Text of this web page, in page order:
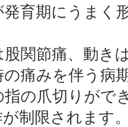
育期にうまく
関節痛、動き
痛みを伴う病
指の爪切りがで
が制限されます